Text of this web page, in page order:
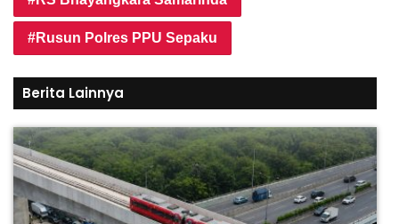
Rusun Polres PPU Sepaku
Berita Lainnya